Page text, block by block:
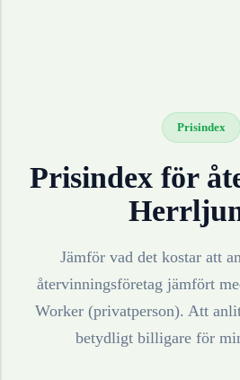
Prisindex
Prisindex för
Jämför vad det kostar att
återvinningsföretag jämfört
Worker (privatperson). Att
betydligt billigare för